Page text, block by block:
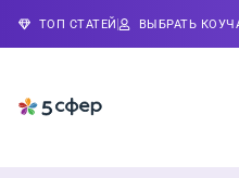
ТОП СТАТЕЙ ВЫБРАТЬ